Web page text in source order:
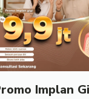
Implan